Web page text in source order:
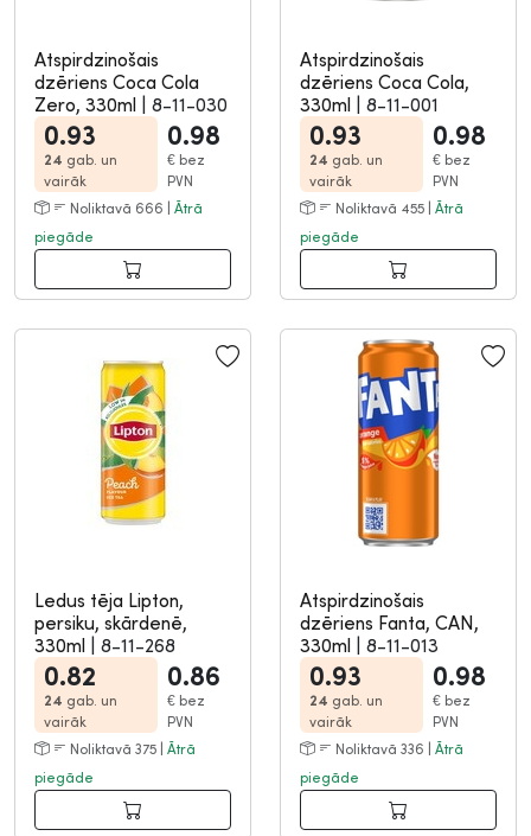
Atspirdzinošais
dzēriens Coca Cola
Zero, 330ml | 8-11-030
0.93
24 gab. un
vairāk
0.98
€ bez
PVN
Noliktavā 666 | Ātrā
piegāde
Atspirdzinošais
dzēriens Coca Cola,
330ml | 8-11-001
0.93
24 gab. un
vairāk
0.98
€ bez
PVN
Noliktavā 455 | Ātrā
piegāde
Ledus tēja Lipton,
persiku, skārdenē,
330ml | 8-11-268
0.82
24 gab. un
vairāk
0.86
€ bez
PVN
Noliktavā 375 | Ātrā
piegāde
Atspirdzinošais
dzēriens Fanta, CAN,
330ml | 8-11-013
0.93
24 gab. un
vairāk
0.98
€ bez
PVN
Noliktavā 336 | Ātrā
piegāde